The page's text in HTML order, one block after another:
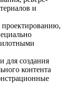
и
проектированию,
для создания
контента